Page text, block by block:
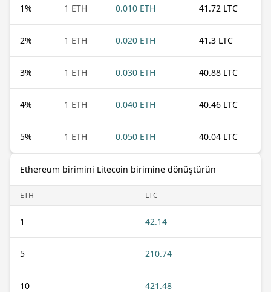
1% 1 ETH 0.010 ETH 41.72 LTC
2% 1 ETH 0.020 ETH 41.3 LTC
3% 1 ETH 0.030 ETH 40.88 LTC
4% 1 ETH 0.040 ETH 40.46 LTC
5% 1 ETH 0.050 ETH 40.04 LTC
Ethereum birimini Litecoin birimine dönüştürün
ETH LTC
1 42.14
5 210.74
10 421.48